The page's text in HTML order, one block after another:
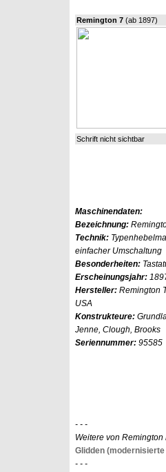
Remington 7 (ab 1897)
Schrift nicht sichtbar
Maschinendaten:
Bezeichnung:
Technik:
einfacher Umschaltung
Besonderheiten:
Erscheinungsjahr:
Hersteller: Remington
USA
Konstrukteure:
Jenne, Clough, Brooks
Seriennummer: 95585
- - -
Weitere von
Glidden (modernisierte
- - -